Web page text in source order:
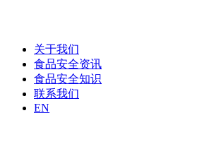
关于我们
食品安全资讯
食品安全知识
联系我们
EN